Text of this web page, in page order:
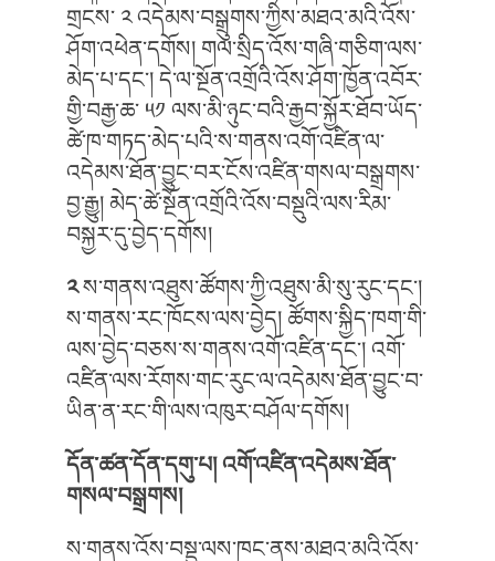
གྲངས་ ༢ འདེམས་བསྒྲུགས་ཀྱིས་མཐའ་མའི་འོས་
ཤོག་འཕེན་དགོས། གལ་སྲིད་འོས་གཞི་གཅིག་ལས་
མེད་པ་དང༌། དེ་ལ་སྔོན་འགྲོའི་འོས་ཤོག་ཁྱོན་འབོར་
གྱི་བརྒྱ་ཆ་ ༥༡ ལས་མི་ཉུང་བའི་རྒྱབ་སྐྱོར་ཐོབ་ཡོད་
ཚེ་ཁ་གཏད་མེད་པའི་ས་གནས་འགོ་འཛིན་ལ་
འདེམས་ཐོན་བྱུང་བར་ངོས་འཛིན་གསལ་བསྒྲགས་
བྱ་རྒྱུ། མེད་ཚེ་སྔོན་འགྲོའི་འོས་བསྡུའི་ལས་རིམ་
བསྐྱར་དུ་བྱེད་དགོས།
༢ས་གནས་འཐུས་ཚོགས་ཀྱི་འཐུས་མི་སུ་རུང་དང༌།
ས་གནས་རང་ཁོངས་ལས་བྱེད། ཚོགས་སྐྱིད་ཁག་གི་
ལས་བྱེད་བཅས་ས་གནས་འགོ་འཛིན་དང༌། འགོ་
འཛིན་ལས་རོགས་གང་རུང་ལ་འདེམས་ཐོན་བྱུང་བ་
ཡིན་ན་རང་གི་ལས་འཁུར་བཤོལ་དགོས།
དོན་ཚན་དོན་དགུ་པ། འགོ་འཛིན་འདེམས་ཐོན་
གསལ་བསྒྲགས།
ས་གནས་འོས་བསྡུ་ལས་ཁང་ནས་མཐའ་མའི་འོས་